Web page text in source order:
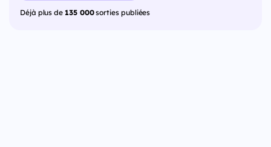
Déjà plus de 135 000sorties publiées